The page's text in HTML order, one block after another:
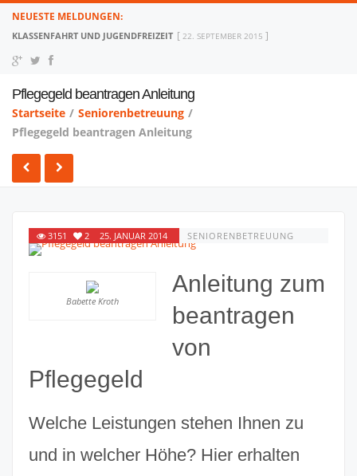
NEUESTE MELDUNGEN:
KLASSENFAHRT UND JUGENDFREIZEIT 22. SEPTEMBER 2015
Pflegegeld beantragen Anleitung
Startseite / Seniorenbetreuung /
Pflegegeld beantragen Anleitung
3151 2 25. JANUAR 2014 SENIORENBETREUUNG
Babette Kroth
Anleitung zum
beantragen
von
Pflegegeld
Welche Leistungen stehen Ihnen zu
und in welcher Höhe? Hier erhalten